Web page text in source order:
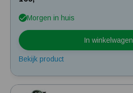
Morgen in huis
In winkelwagen
Bekijk product